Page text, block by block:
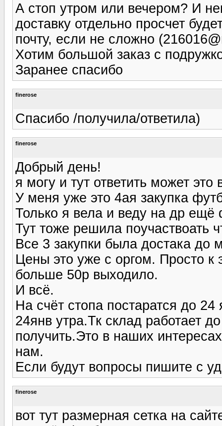
А стоп утром или вечером? И
доставку отдельно просчет
почту, если не сложно
Хотим большой заказ с
Заранее спасибо
finerose
Спасибо /получила/ответила)
finerose
Добрый день!
я могу и тут ответить может это
У меня уже это 4ая закупка
Только я вела и веду на др
Тут тоже решила поучаствоать
Все 3 закупки была достака до
Цены это уже с оргом. Просто к
больше 50р выходило.
И всё.
На счёт стопа постаратся до
24янв утра.Тк склад работает
получить.Это в наших
нам.
Если будут вопросы пишите с
finerose
вот тут размерная сетка на